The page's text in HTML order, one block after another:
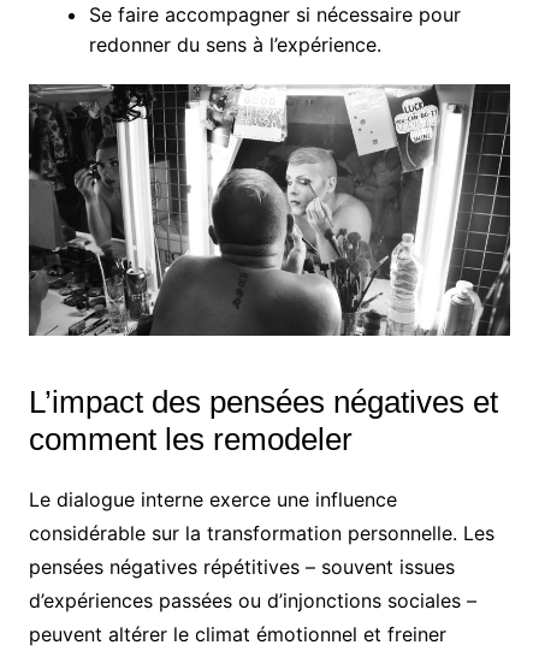
Se faire accompagner si nécessaire pour
redonner du sens à l’expérience.
L’impact des pensées négatives et
comment les remodeler
Le dialogue interne exerce une influence
considérable sur la transformation personnelle. Les
pensées négatives répétitives – souvent issues
d’expériences passées ou d’injonctions sociales –
peuvent altérer le climat émotionnel et freiner